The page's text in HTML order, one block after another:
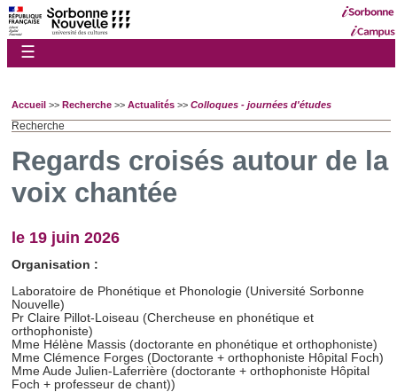
☰
Accueil >> Recherche >> Actualités >> Colloques - journées d'études
Recherche
Regards croisés autour de la
voix chantée
le 19 juin 2026
Organisation :
Laboratoire de Phonétique et Phonologie (Université Sorbonne
Nouvelle)
Pr Claire Pillot-Loiseau (Chercheuse en phonétique et
orthophoniste)
Mme Hélène Massis (doctorante en phonétique et orthophoniste)
Mme Clémence Forges (Doctorante + orthophoniste Hôpital Foch)
Mme Aude Julien-Laferrière (doctorante + orthophoniste Hôpital
Foch + professeur de chant))